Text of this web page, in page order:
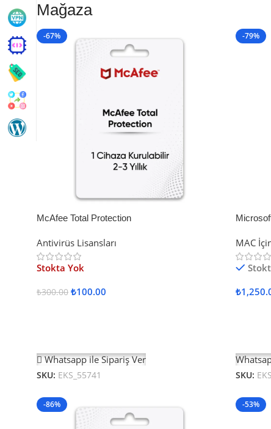
Mağaza
-67%
McAfee Total Protection
Antivirüs Lisansları
Stokta Yok
₺300.00 ₺100.00
Whatsapp ile Sipariş Ver
SKU: EKS_55741
-79%
MAC
₺
SKU:
-86% -53%